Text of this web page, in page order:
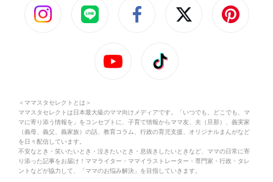
＜ママスタセレクトとは＞
ママスタセレクトは日本最大級のママ向けメディアです。「いつでも、どこでも、マ
マに寄り添う情報を」をコンセプトに、子育て情報からママ友、夫（旦那）、義実家
（義母、義父、義家族）の話、教育コラム、行政の育児支援、オリジナルまんがなど
を日々配信しています。
不安なとき・笑いたいとき・泣きたいとき・息抜きしたいときなど、ママの日常に寄
り添った記事をお届け！ママライター・ママイラストレーター・専門家・行政・タレ
ントなどが協力して、「ママのお悩み解決」を目指していきます。